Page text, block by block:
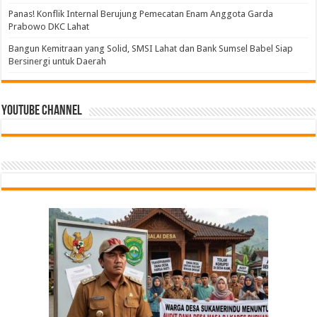
Panas! Konflik Internal Berujung Pemecatan Enam Anggota Garda
Prabowo DKC Lahat
Bangun Kemitraan yang Solid, SMSI Lahat dan Bank Sumsel Babel Siap
Bersinergi untuk Daerah
Youtube Channel
Tindak Lanjuti Keputusan PWI Pusat, PWI Sumsel
Bangun Kemitraan yang Solid, SMSI Lahat dan
PGRI Sumsel Gercep Konsolidasi, Riza Pahlevi